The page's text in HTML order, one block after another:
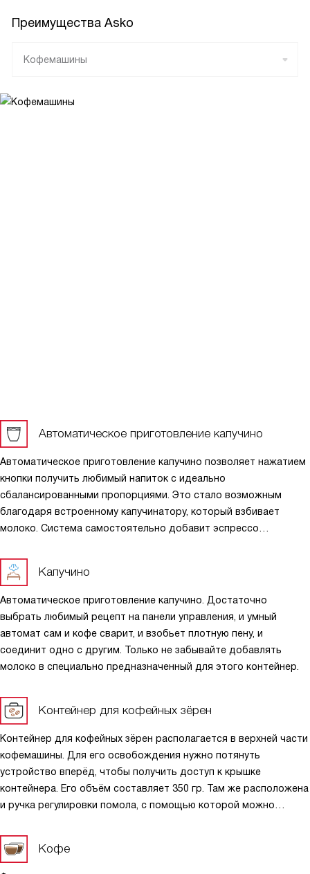
Преимущества Asko
Кофемашины
Автоматическое приготовление капучино
Автоматическое приготовление капучино позволяет нажатием
кнопки получить любимый напиток с идеально
сбалансированными пропорциями. Это стало возможным
благодаря встроенному капучинатору, который взбивает
молоко. Система самостоятельно добавит эспрессо
начнётся промывка трубочек.
Капучино
Автоматическое приготовление капучино. Достаточно
выбрать любимый рецепт на панели управления, и умный
автомат сам и кофе сварит, и взобьет плотную пену, и
соединит одно с другим. Только не забывайте добавлять
молоко в специально предназначенный для этого контейнер.
Контейнер для кофейных зёрен
Контейнер для кофейных зёрен располагается в верхней части
кофемашины. Для его освобождения нужно потянуть
устройство вперёд, чтобы получить доступ к крышке
контейнера. Его объём составляет 350 гр. Там же расположена
и ручка регулировки помола, с помощью которой можно
вкуса и аромата.
Кофе